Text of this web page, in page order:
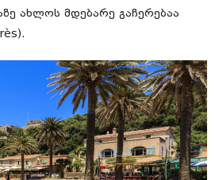
ახლოს მდებარე გაჩერებაა